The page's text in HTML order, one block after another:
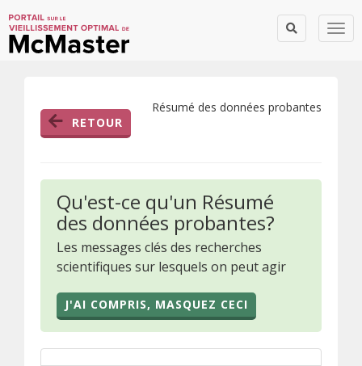
RETOUR
Résumé des données probantes
Qu'est-ce qu'un Résumé
des données probantes?
Les messages clés des recherches
scientifiques sur lesquels on peut agir
J'AI COMPRIS, MASQUEZ CECI